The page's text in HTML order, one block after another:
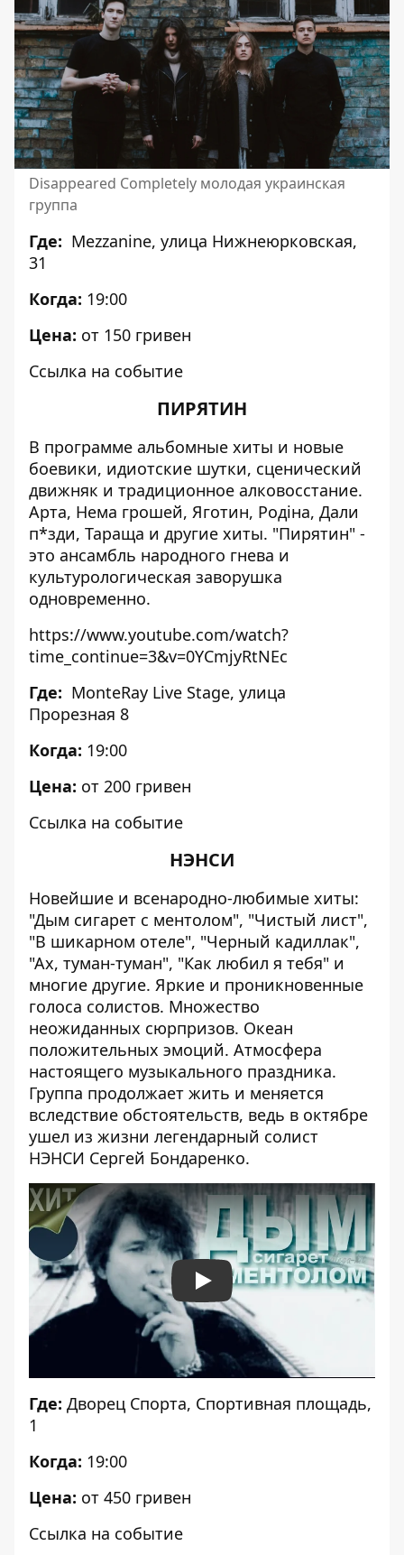
Disappeared Completely молодая украинская
группа
Где: Mezzanine, улица Нижнеюрковская,
31
Когда: 19:00
Цена: от 150 гривен
Ссылка на событие
ПИРЯТИН
В программе альбомные хиты и новые
боевики, идиотские шутки, сценический
движняк и традиционное алковосстание.
Арта, Нема грошей, Яготин, Родіна, Дали
п*зди, Тараща и другие хиты. "Пирятин" -
это ансамбль народного гнева и
культурологическая заворушка
одновременно.
https://www.youtube.com/watch?
time_continue=3&v=0YCmjyRtNEc
Где: MonteRay Live Stage, улица
Прорезная 8
Когда: 19:00
Цена: от 200 гривен
Ссылка на событие
НЭНСИ
Новейшие и всенародно-любимые хиты:
"Дым сигарет с ментолом", "Чистый лист",
"В шикарном отеле", "Черный кадиллак",
"Ах, туман-туман", "Как любил я тебя" и
многие другие. Яркие и проникновенные
голоса солистов. Множество
неожиданных сюрпризов. Океан
положительных эмоций. Атмосфера
настоящего музыкального праздника.
Группа продолжает жить и меняется
вследствие обстоятельств, ведь в октябре
ушел из жизни легендарный солист
НЭНСИ Сергей Бондаренко.
Play
Где: Дворец Спорта, Спортивная площадь,
1
Когда: 19:00
Цена: от 450 гривен
Ссылка на событие